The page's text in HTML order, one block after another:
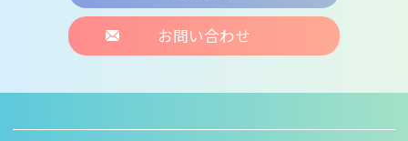
お問い合わせ